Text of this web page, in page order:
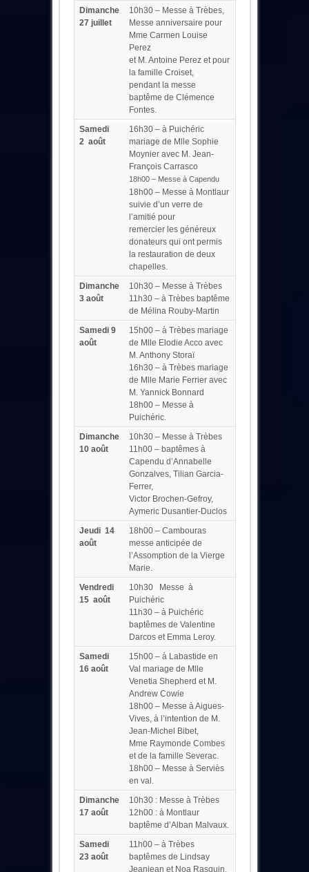
Dimanche
27 juillet
10h30 – Messe à Trèbes,
Messe anniversaire pour
Mme Carmen Louise
Perez
et M. Antoine Perez et pour
la famille Croiset,
pendant la messe
baptême de Clémence
Fontes.
Samedi
2 août
16h30 – à Puichéric
mariage de Mlle Sophie
Moynier avec M. Jean-
François Carrasco
18h00 – Messe à Capendu
18h00 – Messe à Montlaur
suivie d’un verre de
l’amitié pour
remercier les généreux
donateurs qui ont permis
la restauration de deux
chapelles.
Dimanche
3 août
10h30 – Messe à Trèbes
11h30 – à Trèbes baptême
de Mélina Rouby-Martin
Samedi 9
août
15h00 – à Trèbes mariage
de Mlle Elodie Acco avec
M. Anthony Storaï
16h30 – à Trèbes mariage
de Mlle Marie Ferrier avec
M. Yannick Bonnard
18h00 – Messe à
Puichéric.
Dimanche
10 août
10h30 – Messe à Trèbes
11h00 – baptêmes à
Capendu d’Annabelle
Gonzalves, Tilian Garcia-
Ferrer,
Victor Brochen-Gefroy,
Aymeric Dusantier-Duclos
Jeudi 14
août
18h00 – Cambouras
messe anticipée de
l’Assomption de la Vierge
Marie.
Vendredi
15 août
10h30 Messe à
Puichéric
11h30 – à Puichéric
baptêmes de Valentine
Darcos et Emma Leroy.
Samedi
16 août
15h00 – à Labastide en
Val mariage de Mlle
Venetia Shepherd et M.
Andrew Cowie
18h00 – Messe à Aigues-
Vives, à l’intention de M.
Jean-Michel Bibet,
Mme Raymonde Combes
et de la famille Severac.
18h00 – Messe à Serviès
en val.
Dimanche
17 août
10h30 : Messe à Trèbes
12h00 : à Montlaur
baptême d’Alban Malvaux.
Samedi
23 août
11h00 – à Trèbes
baptêmes de Lindsay
Jeanjean et Noa Rasquin.